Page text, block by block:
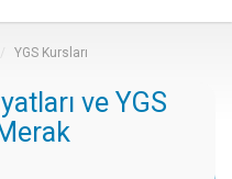
YGS Kursları
ve YGS